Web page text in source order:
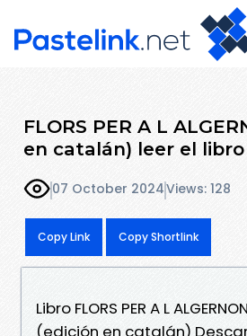
FLORS PER A L
en catalán) leer el
07 October 2024Views: 128
Copy Link Copy Shortlink
Libro FLORS PER A L ALGERNON
(edición en catalán)